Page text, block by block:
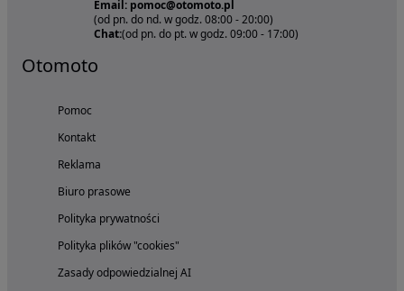
Email: pomoc@otomoto.pl
(od pn. do nd. w godz. 08:00 - 20:00)
Chat:(od pn. do pt. w godz. 09:00 - 17:00)
Otomoto
Pomoc
Kontakt
Reklama
Biuro prasowe
Polityka prywatności
Polityka plików "cookies"
Zasady odpowiedzialnej AI